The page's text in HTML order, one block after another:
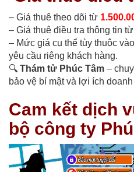
– Giá thuê theo dõi từ
– Giá thuê điều tra thông tin từ
– Mức giá cụ thể tùy thuộc
yêu cầu riêng khách hàng.
🔍 Thám tử Phúc Tâm –
bảo vệ bí mật và lợi ích
Cam kết dịch
bộ công ty